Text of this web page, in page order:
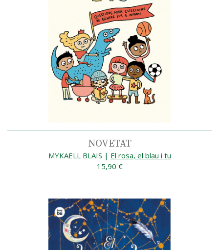
NOVETAT
MYKAELL BLAIS | El rosa, el blau i tu
15,90 €